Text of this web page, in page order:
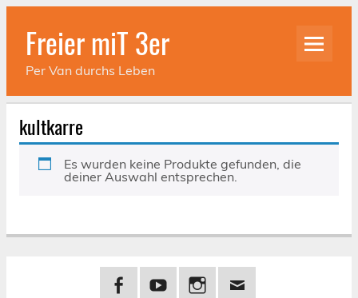
Skip
contentFreier miT 3er
Per Van durchs Leben
kultkarre
Es wurden keine Produkte gefunden, die
deiner Auswahl entsprechen.